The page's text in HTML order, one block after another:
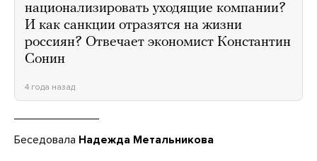
национализировать уходящие компании?
И как санкции отразятся на жизни
россиян? Отвечает экономист Константин
Сонин
4 года назад
Беседовала Надежда Метальникова